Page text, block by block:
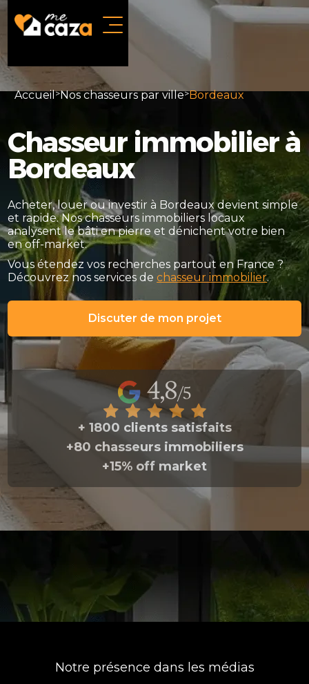
Accueil>Nos chasseurs par ville>Bordeaux
Chasseur immobilier à
Bordeaux
Acheter, louer ou investir à Bordeaux devient simple
et rapide. Nos chasseurs immobiliers locaux
analysent le bâti en pierre et dénichent votre bien
en off-market.
Vous étendez vos recherches partout en France ?
Découvrez nos services dechasseur immobilier.
Discuter de mon projet
+ 1800 clients satisfaits
+80 chasseurs immobiliers
+15% off market
Notre présence dans les médias